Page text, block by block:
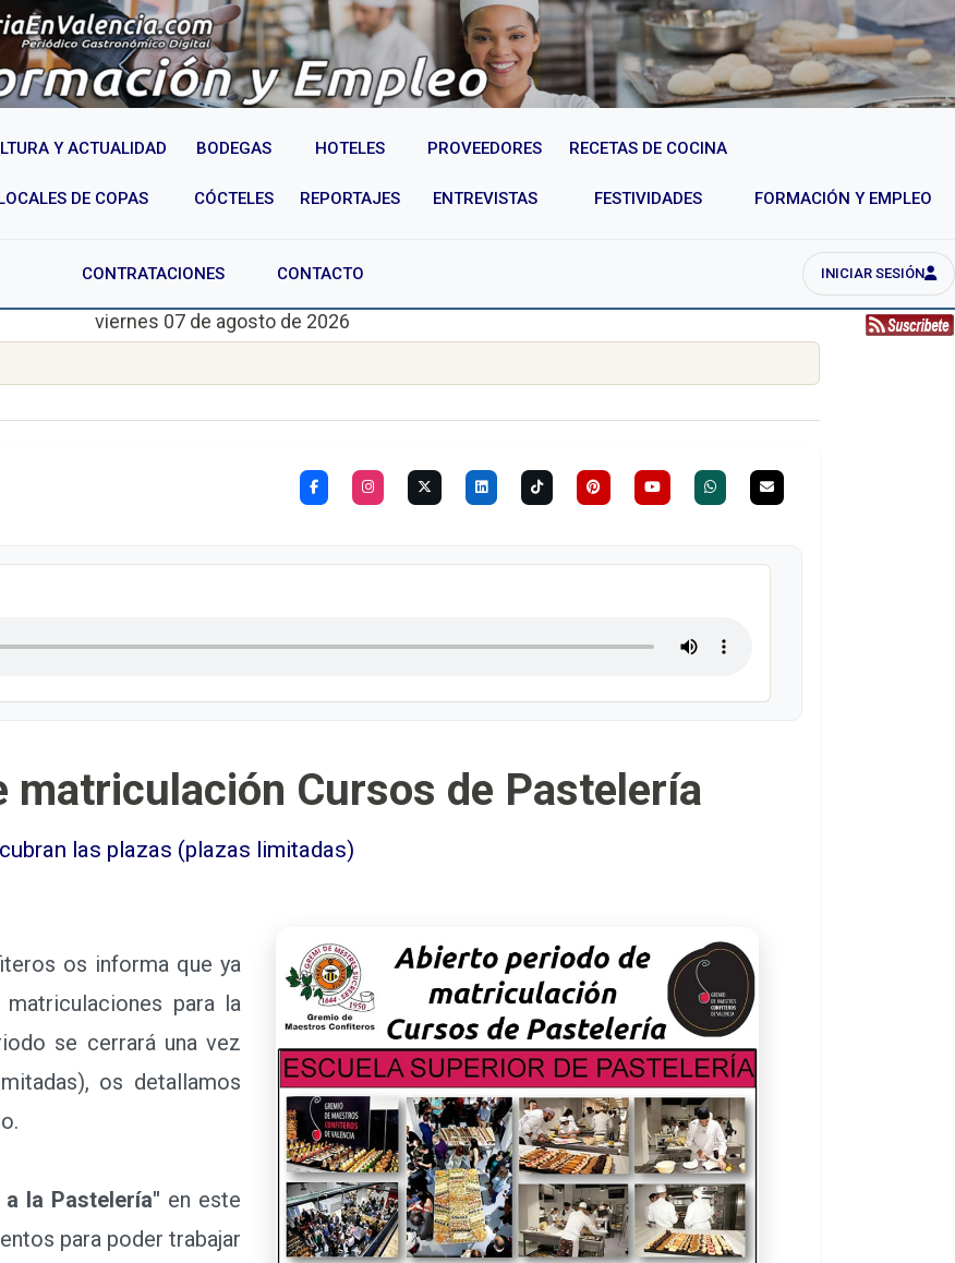
Y ACTUALIDAD BODEGAS HOTELES PROVEEDORES RECETAS DE COCINA
DE COPAS CÓCTELES REPORTAJES ENTREVISTAS FESTIVIDADES FORMACIÓN Y EMPLEO
CONTRATACIONES CONTACTO INICIAR SESIÓN
viernes 07 de agosto de 2026
matriculación Cursos de Pastelería
las plazas (plazas limitadas)
os informa que ya
para la
se cerrará una vez
os detallamos
la Pastelería" en este
para poder trabajar